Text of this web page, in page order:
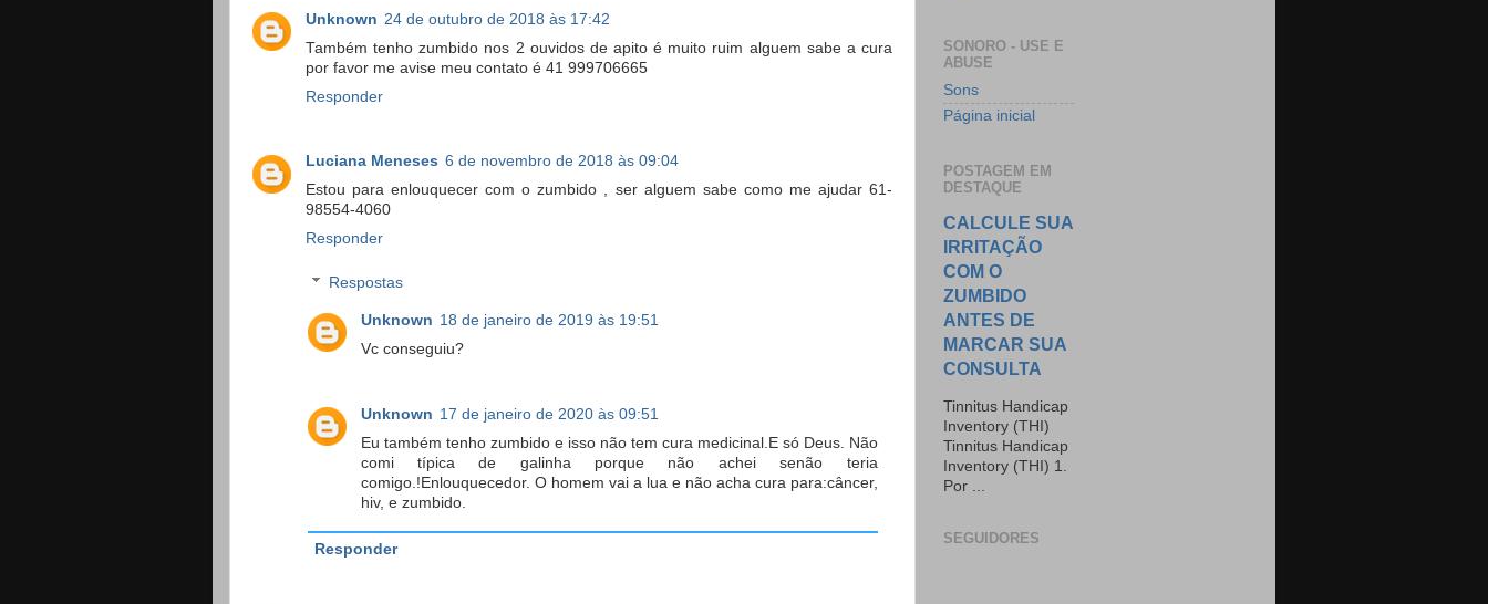
Unknown 24 de outubro de 2018 às 17:42
Também tenho zumbido nos 2 ouvidos de apito é muito ruim alguem sabe a cura
por favor me avise meu contato é 41 999706665
Responder
Luciana Meneses 6 de novembro de 2018 às 09:04
Estou para enlouquecer com o zumbido , ser alguem sabe como me ajudar 61-
98554-4060
Responder
Respostas
Unknown 18 de janeiro de 2019 às 19:51
Vc conseguiu?
Unknown 17 de janeiro de 2020 às 09:51
Eu também tenho zumbido e isso não tem cura medicinal.E só Deus. Não
comi típica de galinha porque não achei senão teria
comigo.!Enlouquecedor. O homem vai a lua e não acha cura para:câncer,
hiv, e zumbido.
Responder
SONORO - USE E
ABUSE
Sons
Página inicial
POSTAGEM EM
DESTAQUE
CALCULE SUA
IRRITAÇÃO
COM O
ZUMBIDO
ANTES DE
MARCAR SUA
CONSULTA
Tinnitus Handicap
Inventory (THI)
Tinnitus Handicap
Inventory (THI) 1.
Por ...
SEGUIDORES